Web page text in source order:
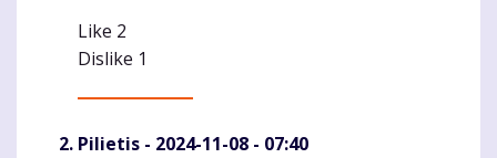
Like 2
Dislike 1
Pilietis - 2024-11-08 - 07:40